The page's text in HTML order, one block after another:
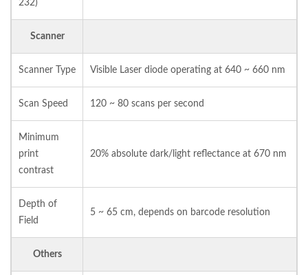
232)
Scanner
Scanner Type Visible Laser diode operating at 640 ~ 660 nm
Scan Speed 120 ~ 80 scans per second
Minimum
print
contrast
20% absolute dark/light reflectance at 670 nm
Depth of
Field
5 ~ 65 cm, depends on barcode resolution
Others